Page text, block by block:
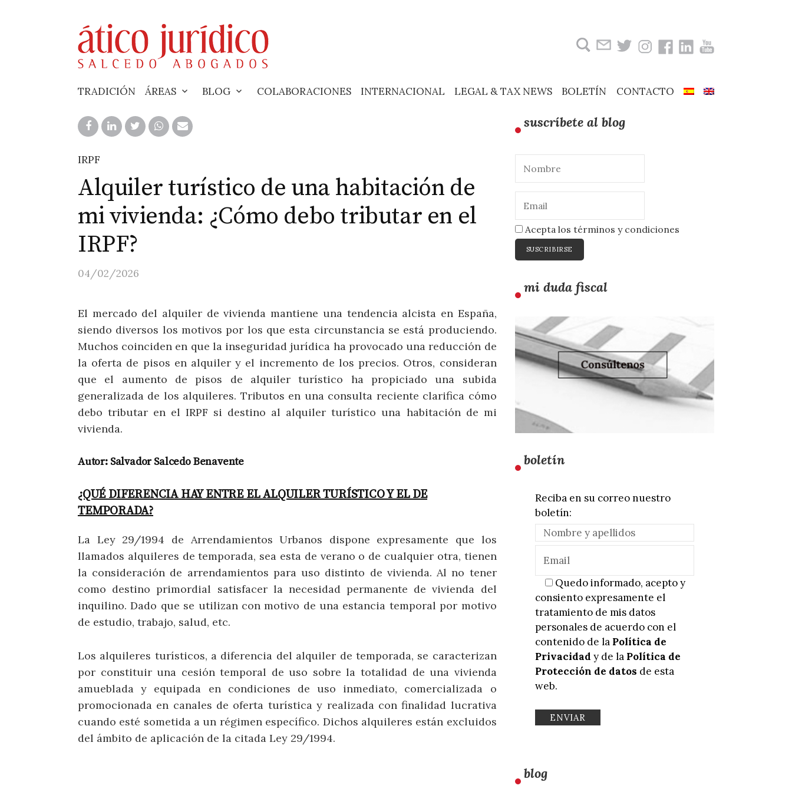
TRADICIÓN ÁREAS BLOG COLABORACIONES INTERNACIONAL LEGAL & TAX NEWS BOLETÍN CONTACTO
IRPF
Alquiler turístico de una habitación de
mi vivienda: ¿Cómo debo tributar en el
IRPF?
04/02/2026
El mercado del alquiler de vivienda mantiene una tendencia alcista en España,
siendo diversos los motivos por los que esta circunstancia se está produciendo.
Muchos coinciden en que la inseguridad jurídica ha provocado una reducción de
la oferta de pisos en alquiler y el incremento de los precios. Otros, consideran
que el aumento de pisos de alquiler turístico ha propiciado una subida
generalizada de los alquileres. Tributos en una consulta reciente clarifica cómo
debo tributar en el IRPF si destino al alquiler turístico una habitación de mi
vivienda.
Autor: Salvador Salcedo Benavente
¿QUÉ DIFERENCIA HAY ENTRE EL ALQUILER TURÍSTICO Y EL DE
TEMPORADA?
La Ley 29/1994 de Arrendamientos Urbanos dispone expresamente que los
llamados alquileres de temporada, sea esta de verano o de cualquier otra, tienen
la consideración de arrendamientos para uso distinto de vivienda. Al no tener
como destino primordial satisfacer la necesidad permanente de vivienda del
inquilino. Dado que se utilizan con motivo de una estancia temporal por motivo
de estudio, trabajo, salud, etc.
Los alquileres turísticos, a diferencia del alquiler de temporada, se caracterizan
por constituir una cesión temporal de uso sobre la totalidad de una vivienda
amueblada y equipada en condiciones de uso inmediato, comercializada o
promocionada en canales de oferta turística y realizada con finalidad lucrativa
cuando esté sometida a un régimen específico. Dichos alquileres están excluidos
del ámbito de aplicación de la citada Ley 29/1994.
suscríbete al blog
Acepta los términos y condiciones
mi duda fiscal
boletín
Reciba en su correo nuestro
boletín:
Quedo informado, acepto y
consiento expresamente el
tratamiento de mis datos
personales de acuerdo con el
contenido de la Política de
Privacidad y de la Política de
Protección de datos de esta
web.
blog